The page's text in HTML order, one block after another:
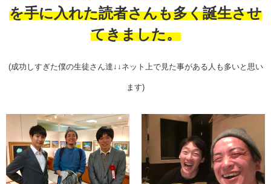
を手に入れた読者さんも多く誕生させ
てきました。
(成功しすぎた僕の生徒さん達↓↓ネット上で見た事がある人も多いと思い
ます)